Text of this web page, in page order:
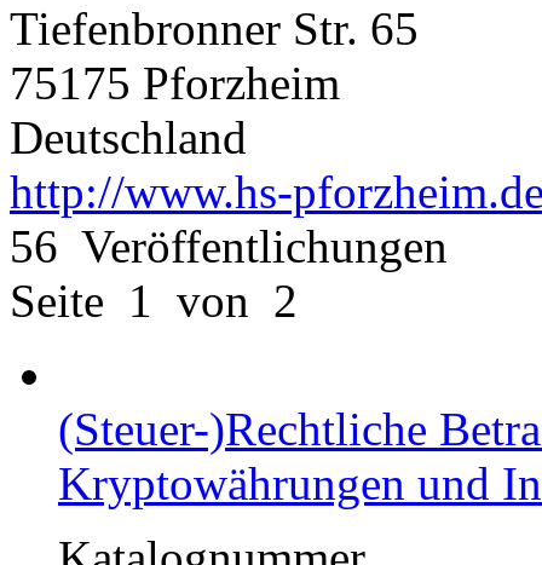
Tiefenbronner Str. 65
75175 Pforzheim
Deutschland
http://www.hs-
56 Veröffentlichungen
Seite 1 von 2
(Steuer-)Rechtliche
Kryptowährungen und